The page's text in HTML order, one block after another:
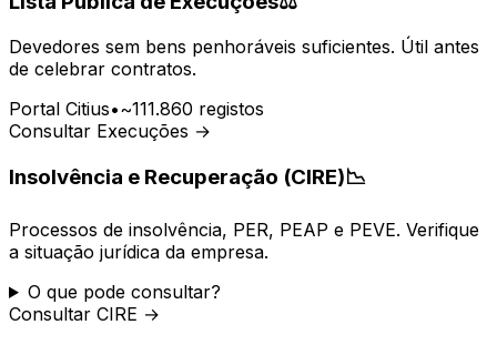
Devedores sem bens penhoráveis suficientes. Útil antes
de celebrar contratos.
Portal Citius•~111.860 registos
Consultar Execuções →
Insolvência e Recuperação (CIRE)📉
Processos de insolvência, PER, PEAP e PEVE. Verifique
a situação jurídica da empresa.
O que pode consultar?
Consultar CIRE →